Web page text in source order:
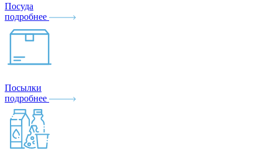
Посуда
подробнее
Посылки
подробнее